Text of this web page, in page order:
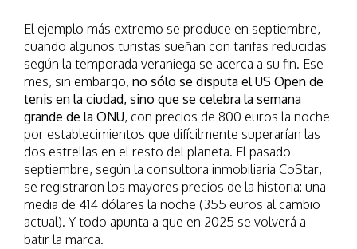
El ejemplo más extremo se produce en septiembre,
cuando algunos turistas sueñan con tarifas reducidas
según la temporada veraniega se acerca a su fin. Ese
mes, sin embargo, no sólo se disputa el US Open de
tenis en la ciudad, sino que se celebra la semana
grande de la ONU, con precios de 800 euros la noche
por establecimientos que difícilmente superarían las
dos estrellas en el resto del planeta. El pasado
septiembre, según la consultora inmobiliaria CoStar,
se registraron los mayores precios de la historia: una
media de 414 dólares la noche (355 euros al cambio
actual). Y todo apunta a que en 2025 se volverá a
batir la marca.